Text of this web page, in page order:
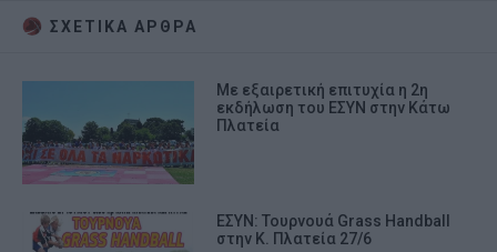
ΣΧΕΤΙΚA AΡΘΡΑ
Με εξαιρετική επιτυχία η 2η
εκδήλωση του ΕΣΥΝ στην Κάτω
Πλατεία
ΕΣΥΝ: Τουρνουά Grass Handball
στην Κ. Πλατεία 27/6